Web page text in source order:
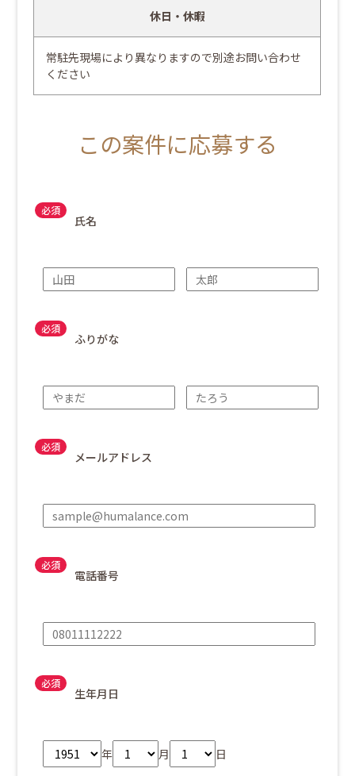
休日・休暇
常駐先現場により異なりますので別途お問い合わせ
ください
この案件に応募する
氏名
ふりがな
メールアドレス
電話番号
生年月日
年 月 日